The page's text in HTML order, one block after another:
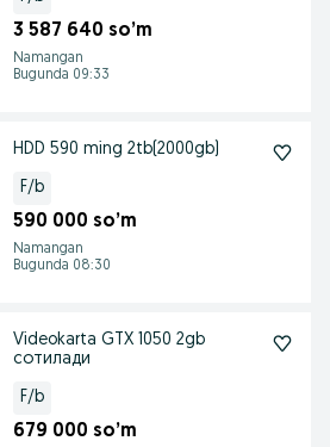
3 587 640 so’m
Namangan
Bugunda 09:33
HDD 590 ming 2tb(2000gb)
F/b
590 000 so’m
Namangan
Bugunda 08:30
Videokarta GTX 1050 2gb
сотилади
F/b
679 000 so’m